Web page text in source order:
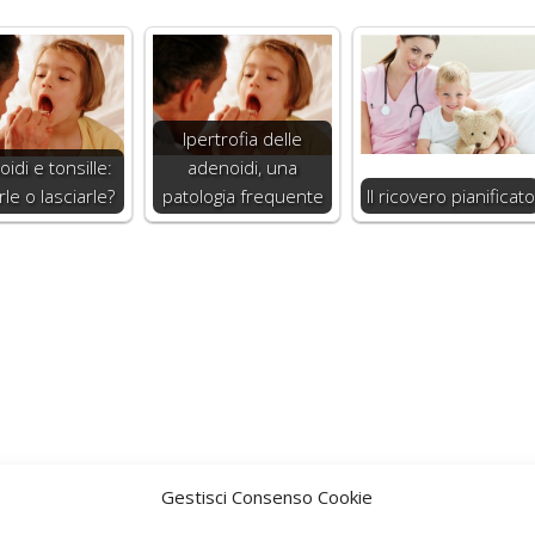
Gestisci Consenso Cookie
e tonsille:
o lasciarle?
Ipertrofia delle
adenoidi, una
patologia frequente
Il ricovero pianificato